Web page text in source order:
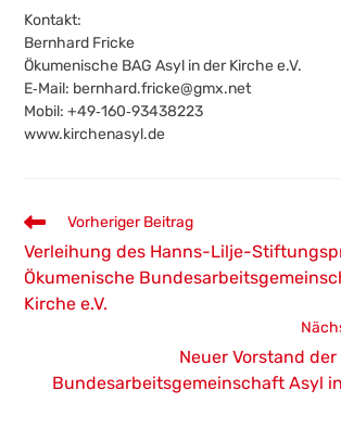
Kontakt:
Bernhard Fricke
Ökumenische BAG Asyl in der Kirche e.V.
E‐Mail: bernhard.fricke@gmx.net
Mobil: +49‐160‐93438223
www.kirchenasyl.de
Weitere
Artikel
ansehen
Vorheriger Beitrag
Verleihung des Hanns-Lilje-
Ökumenische
Kirche e.V.
Neuer Vorstand
Bundesarbeitsgemeinschaft Asyl